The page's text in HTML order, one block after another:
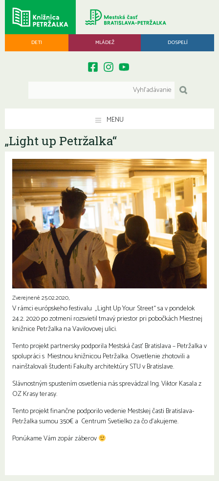
DETI MLÁDEŽ DOSPELÍ
MENU
„Light up Petržalka“
Zverejnené 25.02.2020,
V rámci európskeho festivalu „Light Up Your Street“ sa v pondelok
24.2. 2020 po zotmení rozsvietil tmavý priestor pri pobočkách Miestnej
knižnice Petržalka na Vavilovovej ulici.
Tento projekt partnersky podporila Mestská časť Bratislava – Petržalka v
spolupráci s Miestnou knižnicou Petržalka. Osvetlenie zhotovili a
nainštalovali študenti Fakulty architektúry STU v Bratislave.
Slávnostným spustením osvetlenia nás sprevádzal Ing. Viktor Kasala z
OZ Krasy terasy.
Tento projekt finančne podporilo vedenie Mestskej časti Bratislava-
Petržalka sumou 350€ a Centrum Svetielko za čo ďakujeme.
Ponúkame Vám zopár záberov